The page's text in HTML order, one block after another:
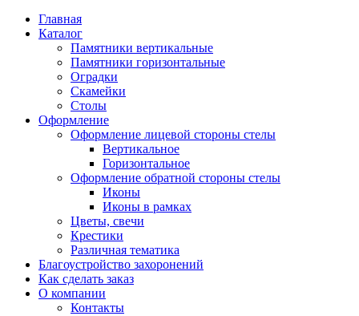
Главная
Каталог
Памятники вертикальные
Памятники горизонтальные
Оградки
Скамейки
Столы
Оформление
Оформление лицевой стороны стелы
Вертикальное
Горизонтальное
Оформление обратной стороны стелы
Иконы
Иконы в рамках
Цветы, свечи
Крестики
Различная тематика
Благоустройство захоронений
Как сделать заказ
О компании
Контакты